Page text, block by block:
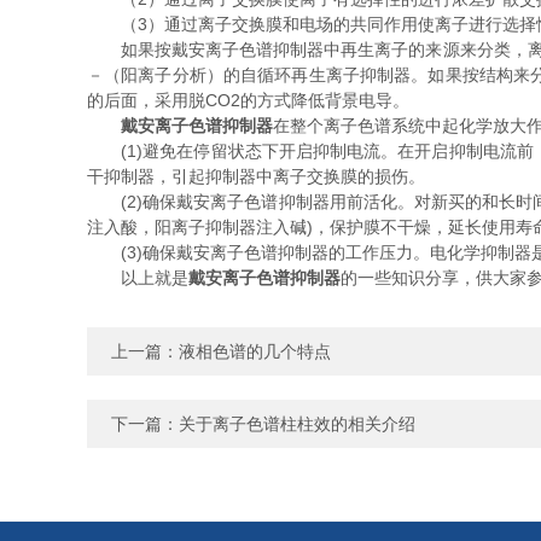
（3）通过离子交换膜和电场的共同作用使离子进行选择
如果按戴安离子色谱抑制器中再生离子的来源来分类，离
－（阳离子分析）的自循环再生离子抑制器。如果按结构
的后面，采用脱CO2的方式降低背景电导。
戴安离子色谱抑制器在整个离子色谱系统中起化学放大
(1)避免在停留状态下开启抑制电流。在开启抑制电流前
干抑制器，引起抑制器中离子交换膜的损伤。
(2)确保戴安离子色谱抑制器用前活化。对新买的和长时
注入酸，阳离子抑制器注入碱)，保护膜不干燥，延长使用寿
(3)确保戴安离子色谱抑制器的工作压力。电化学抑制器
以上就是戴安离子色谱抑制器的一些知识分享，供大家
上一篇： 液相色谱的几个特点
下一篇： 关于离子色谱柱柱效的相关介绍